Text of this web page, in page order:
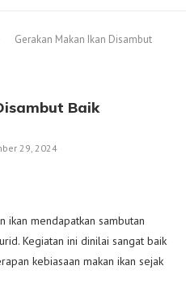
Gerakan Makan Ikan Disambut
Baik
29, 2024
ikan mendapatkan sambutan
Kegiatan ini dinilai sangat baik
kebiasaan makan ikan sejak